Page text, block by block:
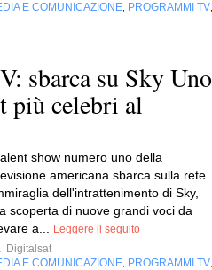
E COMUNICAZIONE PROGRAMMI TV
sbarca su Sky Uno
più celebri al
show numero uno della
americana sbarca sulla rete
dell'intrattenimento di Sky,
scoperta di nuove grandi voci da
a...
Leggere il seguito
Digitalsat
E COMUNICAZIONE PROGRAMMI TV